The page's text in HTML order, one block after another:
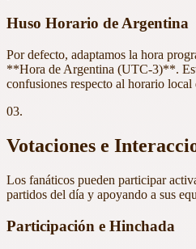
Huso Horario de Argentina
Por defecto, adaptamos la hora
**Hora de Argentina (UTC-3)**.
confusiones respecto al horario
03.
Votaciones e
Los fanáticos pueden participar
partidos del día y apoyando a sus
Participación e Hinchada